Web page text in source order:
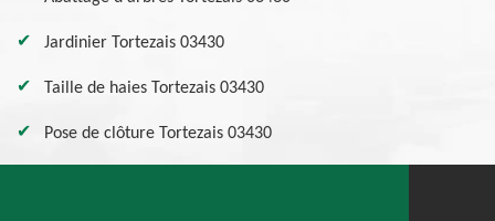
Jardinier Tortezais 03430
Taille de haies Tortezais 03430
Pose de clôture Tortezais 03430